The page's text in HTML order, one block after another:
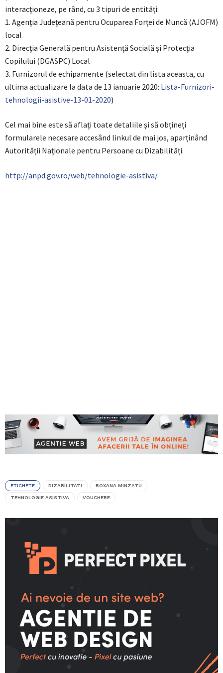
interacționeze, pe rând, cu 3 tipuri de entități:
1. Agenția Județeană pentru Ocuparea Forței de Muncă (AJOFM)
local
2. Direcția Generală pentru Asistență Socială și Protecția
Copilului (DGASPC) Local
3. Furnizorul de echipamente (selectat din lista aceasta, cu
ultima actualizare la data de 13 ianuarie 2020: Lista-Furnizori-
tehnologii-asistive-13-01-2020)
Cel mai bine este să aflați toate detaliile și să obțineți
formularele necesare accesând linkul de mai jos, aparținând
Autorității Naționale pentru Persoane cu Dizabilități:
http://anpd.gov.ro/web/tehnologie-asistiva/
ETICHETE DIZABILITATI ROXANA MINZATU
TEHNOLOGIE ASISTIVA VOUCHERE